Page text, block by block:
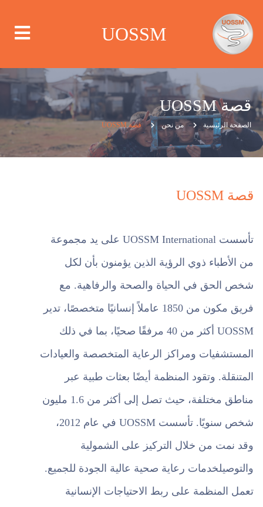
UOSSM
من نحن
أين نعمل
مركز الإعلام
قصة UOSSM
الصفحة الرئيسية من نحن قصة UOSSM
قصة UOSSM
تأسست UOSSM International على يد مجموعة
من الأطباء ذوي الرؤية الذين يؤمنون بأن لكل
شخص الحق في الحياة والصحة والرفاهية. مع
فريق مكون من 1850 عاملاً إنسانيًا متخصصًا، تدير
UOSSM أكثر من 40 مرفقًا صحيًا، بما في ذلك
المستشفيات ومراكز الرعاية المتخصصة والعيادات
المتنقلة. وتقود المنظمة أيضًا بعثات طبية عبر
مناطق مختلفة، حيث تصل إلى أكثر من 1.6 مليون
شخص سنويًا. تأسست UOSSM في عام 2012،
وقد نمت من خلال التركيز على الشمولية
والتوصيلخدمات رعاية صحية عالية الجودة للجميع.
تعمل المنظمة على ربط الاحتياجات الإنسانية